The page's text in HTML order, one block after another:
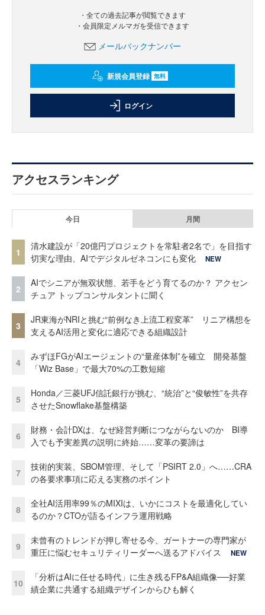
・全ての過去記事が閲覧できます
・会員限定メルマガを受信できます
メールバックナンバー
新規会員登録 無料
ログイン
アクセスランキング
今日 月間
1
清水建設が「20億円プロジェクトを常駐者2名で」を目指す
切実な理由、AIでデジタルゼネコンにも変化
NEW
2
AIでシニアが無双状態、若手をどう育てるのか？ アクセン
チュア トップコンサルタントに聞く
3
JR東海がNRIと挑む“前例なき上流工程変革” リニア構想を
支えるAI活用と変化に適応できる組織設計
4
みずほFGがAIエージェントの“量産体制”を確立 開発基盤
「Wiz Base」で最大70%の工数短縮
5
Honda／三菱UFJ信託銀行が挑む、“統治”と“俊敏性”を共存
させたSnowflake基盤構築
6
財務・会計DXは、なぜ経営判断につながらないのか BI導
入でも予実差異の説明に終始……変革の要諦は
7
技術的実装、SBOM管理、そして「PSIRT 2.0」へ……CRA
の各要求事項に応える実務のポイント
8
全社AI活用率99％のMIXIは、いかにコストを最適化してい
るのか？CTOが語るインフラ運用戦略
9
未曾有のトレンドが押し寄せる今、ガートナーの専門家が
重圧に悩むセキュリティリーダーへ送るアドバイス
NEW
10
「分析はAIに任せる時代」に生き残るFP&A組織像──好業
績企業に共通する組織デザインからひも解く